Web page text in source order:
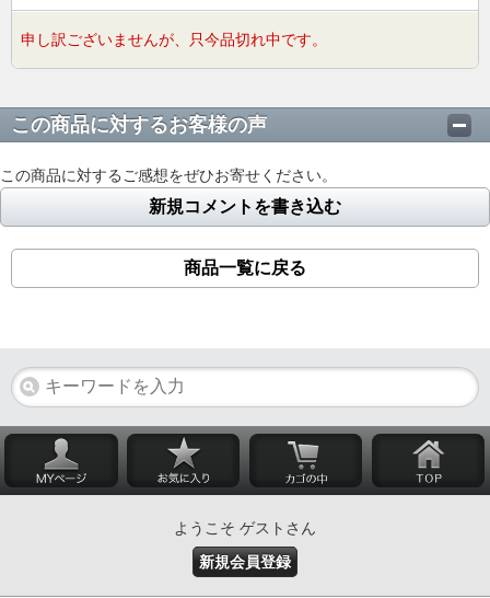
申し訳ございませんが、只今品切れ中です。
この商品に対するお客様の声
この商品に対するご感想をぜひお寄せください。
新規コメントを書き込む
商品一覧に戻る
ようこそ ゲストさん
新規会員登録